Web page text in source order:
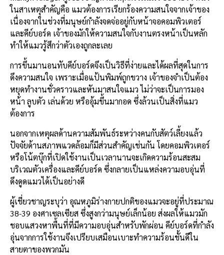
ในสาเหตุสำคัญคือ แมวต้องการเรียกร้องความสนใจจากเจ้าของ
เนื่องจากในช่วงที่มนุษย์กำลังจดจ่ออยู่กับหน้าจอคอมพิวเตอร์
และคีย์บอร์ด เจ้าของมักให้ความสนใจกับงานตรงหน้าเป็นหลัก
ทำให้แมวรู้สึกว่าตัวเองถูกละเลย
การขึ้นมานอนทับคีย์บอร์ดจึงเป็นวิธีที่ง่ายและได้ผลที่สุดในการ
ดึงความสนใจ เพราะเมื่อแป้นพิมพ์ถูกขวาง เจ้าของจำเป็นต้อง
หยุดทำงานชั่วคราวและหันมาสนใจแมว ไม่ว่าจะเป็นการมอง
หน้า ลูบตัว เล่นด้วย หรืออุ้มขึ้นมากอด ซึ่งล้วนเป็นสิ่งที่แมว
ต้องการ
นอกจากเหตุผลด้านความสัมพันธ์ระหว่างคนกับสัตว์เลี้ยงแล้ว
ปัจจัยด้านสภาพแวดล้อมก็มีส่วนสำคัญเช่นกัน โดยคอมพิวเตอร์
หรือโน้ตบุ๊กที่เปิดใช้งานเป็นเวลานานจะเกิดความร้อนสะสม
บริเวณตัวเครื่องและคีย์บอร์ด ซึ่งกลายเป็นแหล่งความอบอุ่นที่
ดึงดูดแมวได้เป็นอย่างดี
ผู้เชี่ยวชาญระบุว่า อุณหภูมิร่างกายปกติของแมวจะอยู่ที่ประมาณ
38-39 องศาเซลเซียส ซึ่งสูงกว่ามนุษย์เล็กน้อย ส่งผลให้แมวมัก
ชอบแสวงหาพื้นที่ที่มีความอบอุ่นสำหรับพักผ่อน คีย์บอร์ดที่กำลัง
อุ่นจากการใช้งานจึงเปรียบเสมือนเบาะทำความร้อนชั้นดีใน
สายตาของพวกมัน